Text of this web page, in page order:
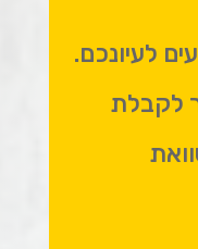
לעיונכם.
לקבלת